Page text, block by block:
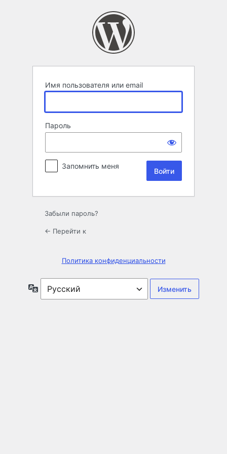
Имя пользователя или email
Пароль
Запомнить меня
Забыли пароль?
← Перейти к
Политика конфиденциальности
Язык